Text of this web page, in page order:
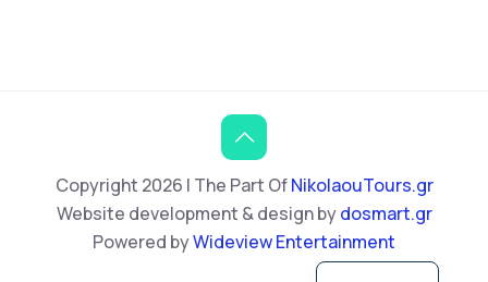
Copyright 2026 | The Part OfNikolaouTours.gr
Website development & design bydosmart.gr
Powered byWideview Entertainment
German
Italian